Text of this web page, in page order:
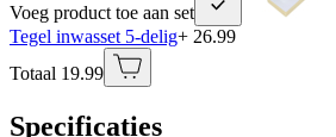
Voeg product toe aan set
Tegel inwasset 5-delig+ 26.99
Totaal 19.99
Specificaties